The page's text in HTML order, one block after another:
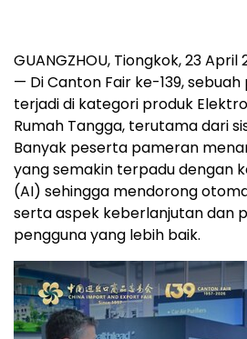
GUANGZHOU, Tiongkok, 23
— Di Canton Fair ke-139,
terjadi di kategori produk
Rumah Tangga, terutama dari
Banyak peserta pameran
yang semakin terpadu dengan
(AI) sehingga mendorong
serta aspek keberlanjutan dan
pengguna yang lebih baik.